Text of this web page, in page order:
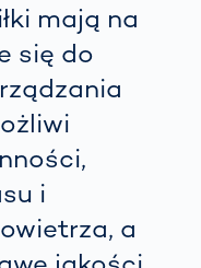
mają na
się do
i
a